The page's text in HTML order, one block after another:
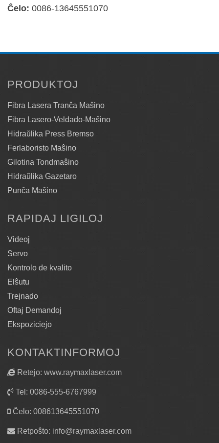
Ĉelo: 0086-13645551070
PRODUKTOJ
Fibra Lasera Tranĉa Maŝino
Fibra Lasero-Veldado-Maŝino
Hidraŭlika Press Bremso
Ferlaboristo Maŝino
Gilotina Tondmaŝino
Hidraŭlika Gazetaro
Punĉa Maŝino
RAPIDAJ LIGILOJ
Videoj
Servo
Kontrolo de kvalito
Elŝutu
Trejnado
Oftaj Demandoj
Ekspoziciejo
KONTAKTINFORMOJ
Retejo: www.raymaxlaser.com
Tel: 0086-555-6767999
Ĉelo: 008613645551070
Retpoŝto: info@raymaxlaser.com